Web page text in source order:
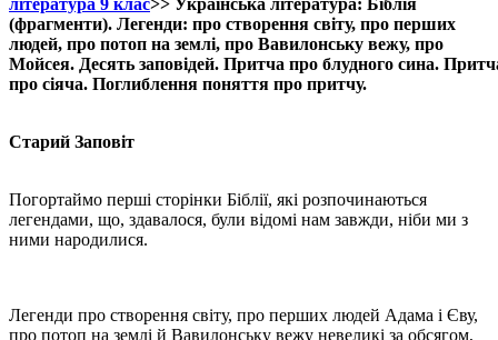
література 9 клас>> Українська література: Біблія
(фрагменти). Легенди: про створення світу, про перших
людей, про потоп на землі, про Вавилонську вежу, про
Мойсея. Десять заповідей. Притча про блудного сина.
про сіяча. Поглиблення поняття про притчу.
Старий Заповіт
Погортаймо перші сторінки Біблії, які розпочинаються
легендами, що, здавалося, були відомі нам завжди, ніби ми з
ними народилися.
Легенди про створення світу, про перших людей Адама і Єву,
про потоп на землі й Вавилонську вежу невеликі за обсягом,